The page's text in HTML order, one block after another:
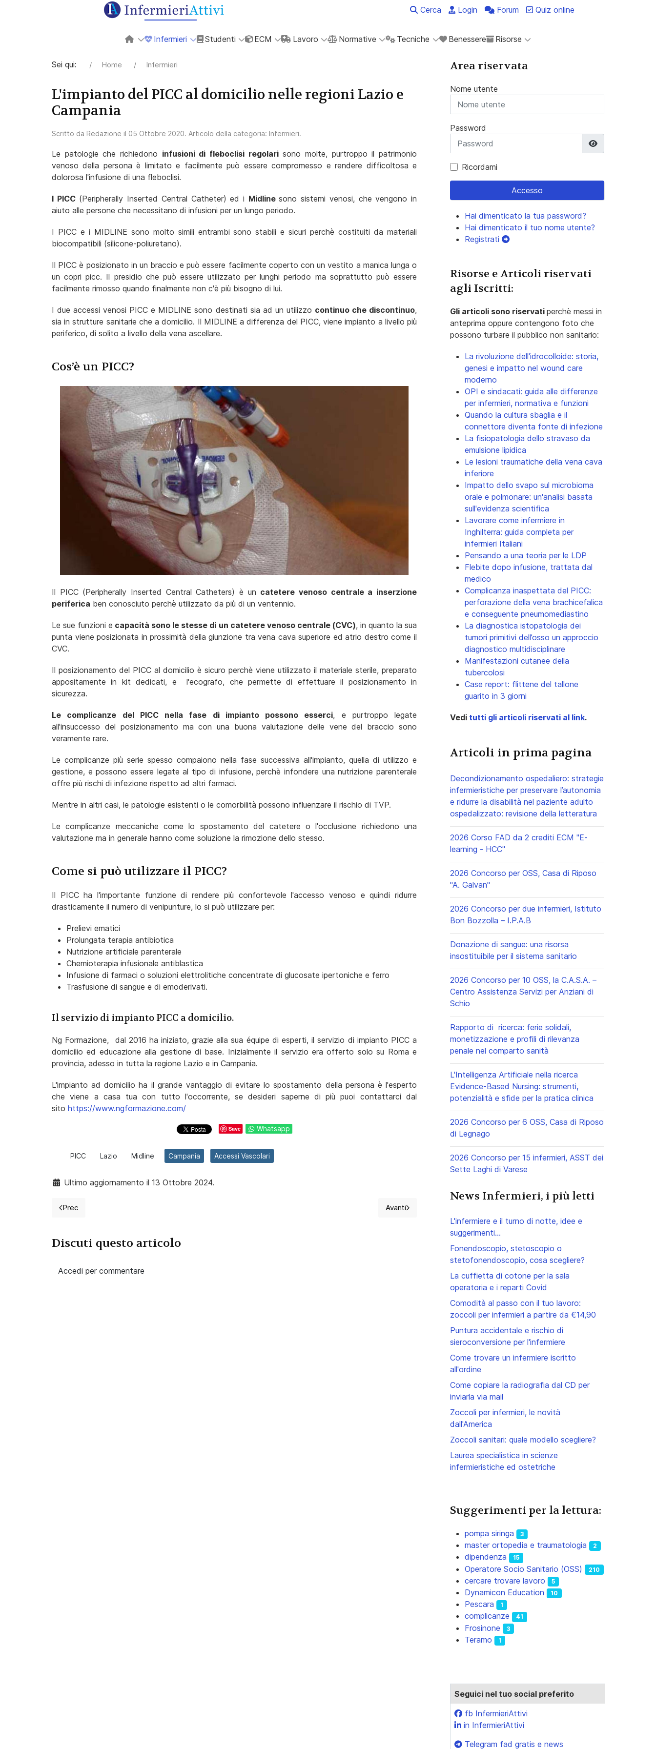
Cerca Login Forum Quiz online
Infermieri Studenti ECM Lavoro Normative Tecniche Benessere Risorse
Sei qui: Home Infermieri
L'impianto del PICC al domicilio nelle regioni Lazio e
Campania
Scritto da Redazione il 05 Ottobre 2020. Articolo della categoria: Infermieri.
Le patologie che richiedono infusioni di fleboclisi regolarisono molte, purtroppo il patrimonio
venoso della persona è limitato e facilmente può essere compromesso e rendere difficoltosa e
dolorosa l'infusione di una fleboclisi.
I PICC(Peripherally Inserted Central Catheter) ed i Midlinesono sistemi venosi, che vengono in
aiuto alle persone che necessitano di infusioni per un lungo periodo.
I PICC e i MIDLINE sono molto simili entrambi sono stabili e sicuri perchè costituiti da materiali
biocompatibili (silicone-poliuretano).
Il PICC è posizionato in un braccio e può essere facilmente coperto con un vestito a manica lunga o
un copri picc. Il presidio che può essere utilizzato per lunghi periodo ma soprattutto può essere
facilmente rimosso quando finalmente non c'è più bisogno di lui.
I due accessi venosi PICC e MIDLINE sono destinati sia ad un utilizzo continuo che discontinuo,
sia in strutture sanitarie che a domicilio. Il MIDLINE a differenza del PICC, viene impianto a livello più
periferico, di solito a livello della vena ascellare.
Cos’è un PICC?
Il PICC (Peripherally Inserted Central Catheters) è un catetere venoso centrale a inserzione
periferica ben conosciuto perchè utilizzato da più di un ventennio.
Le sue funzioni e capacità sono le stesse di un catetere venoso centrale (CVC), in quanto la sua
punta viene posizionata in prossimità della giunzione tra vena cava superiore ed atrio destro come il
CVC.
Il posizionamento del PICC al domicilio è sicuro perchè viene utilizzato il materiale sterile, preparato
appositamente in kit dedicati, e l'ecografo, che permette di effettuare il posizionamento in
sicurezza.
Le complicanze del PICC nella fase di impianto possono esserci, e purtroppo legate
all'insuccesso del posizionamento ma con una buona valutazione delle vene del braccio sono
veramente rare.
Le complicanze più serie spesso compaiono nella fase successiva all'impianto, quella di utilizzo e
gestione, e possono essere legate al tipo di infusione, perchè infondere una nutrizione parenterale
offre più rischi di infezione rispetto ad altri farmaci.
Mentre in altri casi, le patologie esistenti o le comorbilità possono influenzare il rischio di TVP.
Le complicanze meccaniche come lo spostamento del catetere o l'occlusione richiedono una
valutazione ma in generale hanno come soluzione la rimozione dello stesso.
Come si può utilizzare il PICC?
Il PICC ha l'importante funzione di rendere più confortevole l'accesso venoso e quindi ridurre
drasticamente il numero di venipunture, lo si può utilizzare per:
Prelievi ematici
Prolungata terapia antibiotica
Nutrizione artificiale parenterale
Chemioterapia infusionale antiblastica
Infusione di farmaci o soluzioni elettrolitiche concentrate di glucosate ipertoniche e ferro
Trasfusione di sangue e di emoderivati.
Il servizio di impianto PICC a domicilio.
Ng Formazione, dal 2016 ha iniziato, grazie alla sua équipe di esperti, il servizio di impianto PICC a
domicilio ed educazione alla gestione di base. Inizialmente il servizio era offerto solo su Roma e
provincia, adesso in tutta la regione Lazio e in Campania.
L'impianto ad domicilio ha il grande vantaggio di evitare lo spostamento della persona è l'esperto
che viene a casa tua con tutto l'occorrente, se desideri saperne di più puoi contattarci dal
sito https://www.ngformazione.com/
Save Whatsapp
PICC Lazio Midline Campania Accessi Vascolari
Ultimo aggiornamento il 13 Ottobre 2024.
Articolo precedente: Cos'è l'incident reporting e come funziona?
Prec Articolo successivo: Una medicazione... con il sangue coagulato
Avanti
Discuti questo articolo
Accedi per commentare
Area riservata
Nome utente
Password
Ricordami
Accesso
Hai dimenticato la tua password?
Hai dimenticato il tuo nome utente?
Registrati
Risorse e Articoli riservati
agli Iscritti:
Gli articoli sono riservati perchè messi in
anteprima oppure contengono foto che
possono turbare il pubblico non sanitario:
La rivoluzione dell'idrocolloide: storia,
genesi e impatto nel wound care
moderno
OPI e sindacati: guida alle differenze
per infermieri, normativa e funzioni
Quando la cultura sbaglia e il
connettore diventa fonte di infezione
La fisiopatologia dello stravaso da
emulsione lipidica
Le lesioni traumatiche della vena cava
inferiore
Impatto dello svapo sul microbioma
orale e polmonare: un'analisi basata
sull'evidenza scientifica
Lavorare come infermiere in
Inghilterra: guida completa per
infermieri Italiani
Pensando a una teoria per le LDP
Flebite dopo infusione, trattata dal
medico
Complicanza inaspettata del PICC:
perforazione della vena brachicefalica
e conseguente pneumomediastino
La diagnostica istopatologia dei
tumori primitivi dell’osso un approccio
diagnostico multidisciplinare
Manifestazioni cutanee della
tubercolosi
Case report: flittene del tallone
guarito in 3 giorni
Vedi tutti gli articoli riservati al link.
Articoli in prima pagina
Decondizionamento ospedaliero: strategie
infermieristiche per preservare l’autonomia
e ridurre la disabilità nel paziente adulto
ospedalizzato: revisione della letteratura
2026 Corso FAD da 2 crediti ECM "E-
learning - HCC"
2026 Concorso per OSS, Casa di Riposo
"A. Galvan"
2026 Concorso per due infermieri, Istituto
Bon Bozzolla – I.P.A.B
Donazione di sangue: una risorsa
insostituibile per il sistema sanitario
2026 Concorso per 10 OSS, la C.A.S.A. –
Centro Assistenza Servizi per Anziani di
Schio
Rapporto di ricerca: ferie solidali,
monetizzazione e profili di rilevanza
penale nel comparto sanità
L'Intelligenza Artificiale nella ricerca
Evidence-Based Nursing: strumenti,
potenzialità e sfide per la pratica clinica
2026 Concorso per 6 OSS, Casa di Riposo
di Legnago
2026 Concorso per 15 infermieri, ASST dei
Sette Laghi di Varese
News Infermieri, i più letti
L'infermiere e il turno di notte, idee e
suggerimenti...
Fonendoscopio, stetoscopio o
stetofonendoscopio, cosa scegliere?
La cuffietta di cotone per la sala
operatoria e i reparti Covid
Comodità al passo con il tuo lavoro:
zoccoli per infermieri a partire da €14,90
Puntura accidentale e rischio di
sieroconversione per l'infermiere
Come trovare un infermiere iscritto
all'ordine
Come copiare la radiografia dal CD per
inviarla via mail
Zoccoli per infermieri, le novità
dall'America
Zoccoli sanitari: quale modello scegliere?
Laurea specialistica in scienze
infermieristiche ed ostetriche
Suggerimenti per la lettura:
pompa siringa 3
master ortopedia e traumatologia 2
dipendenza 15
Operatore Socio Sanitario (OSS) 210
cercare trovare lavoro 5
Dynamicon Education 10
Pescara 1
complicanze 41
Frosinone 3
Teramo 1
Seguici nel tuo social preferito
fb InfermieriAttivi
in InfermieriAttivi
Telegram fad gratis e news